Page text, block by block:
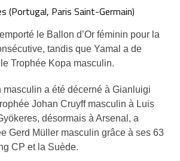
(Portugal, Paris Saint-Germain)
le Ballon d’Or féminin pour la
tandis que Yamal a de
Trophée Kopa masculin.
masculin a été décerné à Gianluigi
Johan Cruyff masculin à Luis
désormais à Arsenal, a
Gerd Müller masculin grâce à ses 63
CP et la Suède.